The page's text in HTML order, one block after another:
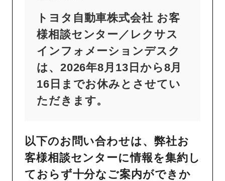
トヨタ自動車株式会社 お客
様相談センター／レクサス
インフォメーションデスク
は、2026年8月13日から8月
16日までお休みとさせてい
ただきます。
以下のお問い合わせは、弊社お
客様相談センターに情報を集約し
ておらず十分なご案内ができか